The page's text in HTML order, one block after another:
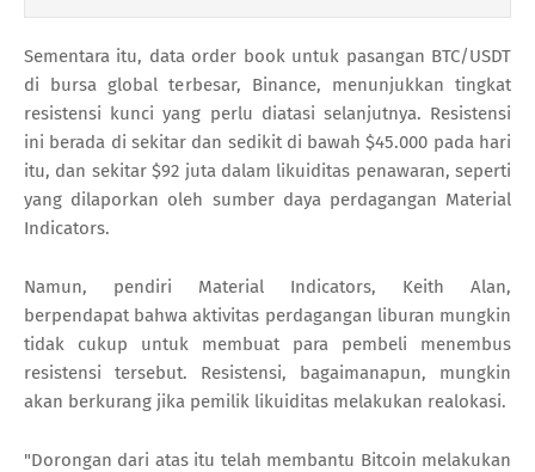
Sementara itu, data order book untuk pasangan BTC/USDT
di bursa global terbesar, Binance, menunjukkan tingkat
resistensi kunci yang perlu diatasi selanjutnya. Resistensi
ini berada di sekitar dan sedikit di bawah $45.000 pada hari
itu, dan sekitar $92 juta dalam likuiditas penawaran, seperti
yang dilaporkan oleh sumber daya perdagangan Material
Indicators.
Namun, pendiri Material Indicators, Keith Alan,
berpendapat bahwa aktivitas perdagangan liburan mungkin
tidak cukup untuk membuat para pembeli menembus
resistensi tersebut. Resistensi, bagaimanapun, mungkin
akan berkurang jika pemilik likuiditas melakukan realokasi.
"Dorongan dari atas itu telah membantu Bitcoin melakukan